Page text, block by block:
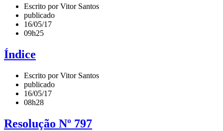
Escrito por Vitor Santos
publicado
16/05/17
09h25
Índice
Escrito por Vitor Santos
publicado
16/05/17
08h28
Resolução Nº 797